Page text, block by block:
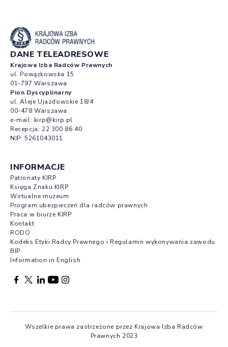
DANE TELEADRESOWE
Krajowa Izba Radców Prawnych
ul. Powązkowska 15
01-797 Warszawa
Pion Dyscyplinarny
ul. Aleje Ujazdowskie 18/4
00-478 Warszawa
e-mail: kirp@kirp.pl
Recepcja: 22 300 86 40
NIP: 5261043011
INFORMACJE
Patronaty KIRP
Księga Znaku KIRP
Wirtualne muzeum
Program ubezpieczeń dla radców prawnych
Praca w biurze KIRP
Kontakt
RODO
Kodeks Etyki Radcy Prawnego i Regulamin wykonywania zawodu
BIP
Information in English
Facebook otwierany w nowej karcie
Profil X otwierany w nowej karcie
Profil LinkedIn otwierany w nowej karcie
Profil YouTube otwierany w nowej karcie
Profil Instagram otwierany w nowej karcie
Wszelkie prawa zastrzeżone przez Krajowa Izba Radców
Prawnych 2023